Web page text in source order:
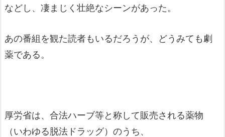
などし、凄まじく壮絶なシーンがあった。
あの番組を観た読者もいるだろうが、どうみても劇
薬である。
厚労省は、合法ハーブ等と称して販売される薬物
（いわゆる脱法ドラッグ）のうち、